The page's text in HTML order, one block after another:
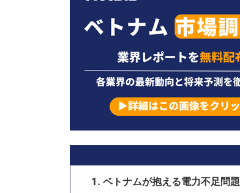
ベトナムが抱える電力不足問題